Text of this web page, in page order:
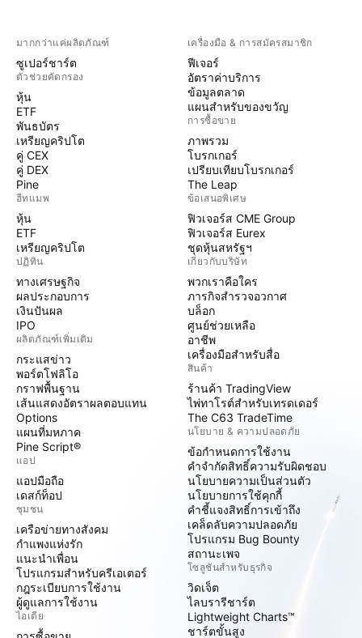
มากกว่าแค่ผลิตภัณฑ์
ซูเปอร์ชาร์ต
ตัวช่วยคัดกรอง
หุ้น
ETF
พันธบัตร
เหรียญคริปโต
คู่ CEX
คู่ DEX
Pine
ฮีทแมพ
หุ้น
ETF
เหรียญคริปโต
ปฏิทิน
ทางเศรษฐกิจ
ผลประกอบการ
เงินปันผล
IPO
ผลิตภัณฑ์เพิ่มเติม
กระแสข่าว
พอร์ตโฟลิโอ
กราฟพื้นฐาน
เส้นแสดงอัตราผลตอบแทน
Options
แผนที่มหภาค
Pine Script®
แอป
แอปมือถือ
เดสก์ท็อป
ชุมชน
เครือข่ายทางสังคม
กำแพงแห่งรัก
แนะนำเพื่อน
โปรแกรมสำหรับครีเอเตอร์
กฎระเบียบการใช้งาน
ผู้ดูแลการใช้งาน
ไอเดีย
เครื่องมือ & การสมัครสมาชิก
ฟีเจอร์
อัตราค่าบริการ
ข้อมูลตลาด
แผนสำหรับของขวัญ
การซื้อขาย
ภาพรวม
โบรกเกอร์
เปรียบเทียบโบรกเกอร์
The Leap
ข้อเสนอพิเศษ
ฟิวเจอร์ส CME Group
ฟิวเจอร์ส Eurex
ชุดหุ้นสหรัฐฯ
เกี่ยวกับบริษัท
พวกเราคือใคร
ภารกิจสำรวจอวกาศ
บล็อก
ศูนย์ช่วยเหลือ
อาชีพ
เครื่องมือสำหรับสื่อ
สินค้า
ร้านค้า TradingView
ไพ่ทาโรต์สำหรับเทรดเดอร์
The C63 TradeTime
นโยบาย & ความปลอดภัย
ข้อกำหนดการใช้งาน
คำจำกัดสิทธิ์ความรับผิดชอบ
นโยบายความเป็นส่วนตัว
นโยบายการใช้คุกกี้
คำชี้แจงสิทธิ์การเข้าถึง
เคล็ดลับความปลอดภัย
โปรแกรม Bug Bounty
สถานะเพจ
โซลูชันสำหรับธุรกิจ
วิดเจ็ต
ไลบรารีชาร์ต
Lightweight Charts™
ชาร์ตขั้นสูง